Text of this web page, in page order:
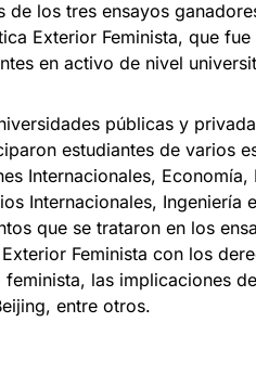
de los tres ensayos
Exterior Feminista, que
en activo de nivel
públicas y
estudiantes de varios
Internacionales,
Internacionales, Ingeniería
que se trataron en los
Feminista con los
las implicaciones
entre otros.